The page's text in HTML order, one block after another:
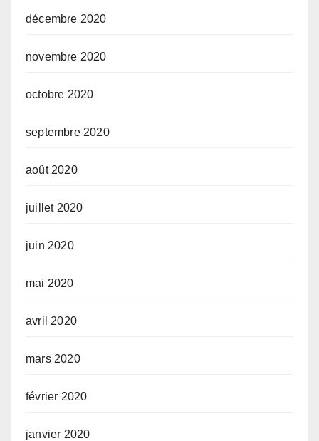
décembre 2020
novembre 2020
octobre 2020
septembre 2020
août 2020
juillet 2020
juin 2020
mai 2020
avril 2020
mars 2020
février 2020
janvier 2020